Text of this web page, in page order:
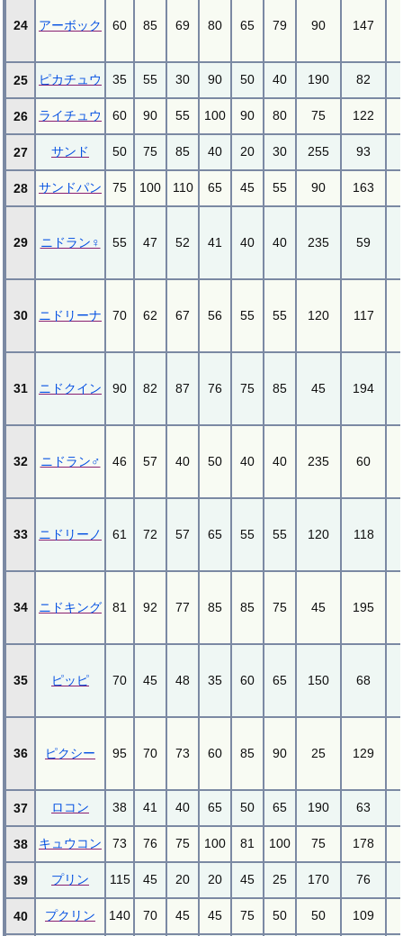
24 アーボック 60 85 69 80 65 79 90 147
25 ピカチュウ 35 55 30 90 50 40 190 82
26 ライチュウ 60 90 55 100 90 80 75 122
27 サンド 50 75 85 40 20 30 255 93
28 サンドパン 75 100 110 65 45 55 90 163
29 ニドラン♀ 55 47 52 41 40 40 235 59
30 ニドリーナ 70 62 67 56 55 55 120 117
31 ニドクイン 90 82 87 76 75 85 45 194
32 ニドラン♂ 46 57 40 50 40 40 235 60
33 ニドリーノ 61 72 57 65 55 55 120 118
34 ニドキング 81 92 77 85 85 75 45 195
35 ピッピ 70 45 48 35 60 65 150 68
36 ピクシー 95 70 73 60 85 90 25 129
37 ロコン 38 41 40 65 50 65 190 63
38 キュウコン 73 76 75 100 81 100 75 178
39 プリン 115 45 20 20 45 25 170 76
40 プクリン 140 70 45 45 75 50 50 109